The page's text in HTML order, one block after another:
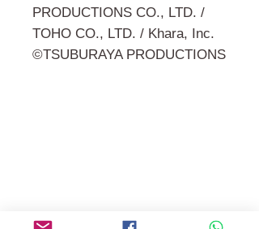
PRODUCTIONS CO., LTD. /
TOHO CO., LTD. / Khara, Inc.
©TSUBURAYA PRODUCTIONS
商場2樓275A